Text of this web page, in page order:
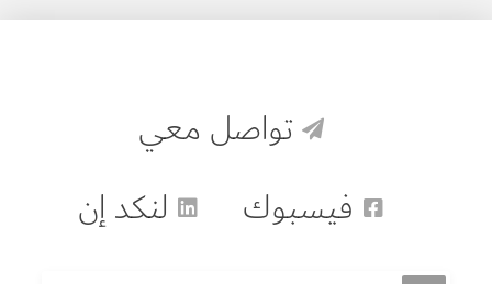
تواصل معي
فيسبوك
لنكد إن